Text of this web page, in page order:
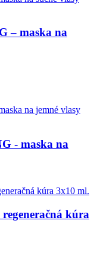
– maska na
- maska na
kúra